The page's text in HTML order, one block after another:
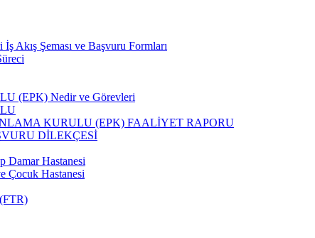
Akış Şeması ve Başvuru Formları
(EPK) Nedir ve Görevleri
KURULU (EPK) FAALİYET RAPORU
DİLEKÇESİ
Damar Hastanesi
Çocuk Hastanesi